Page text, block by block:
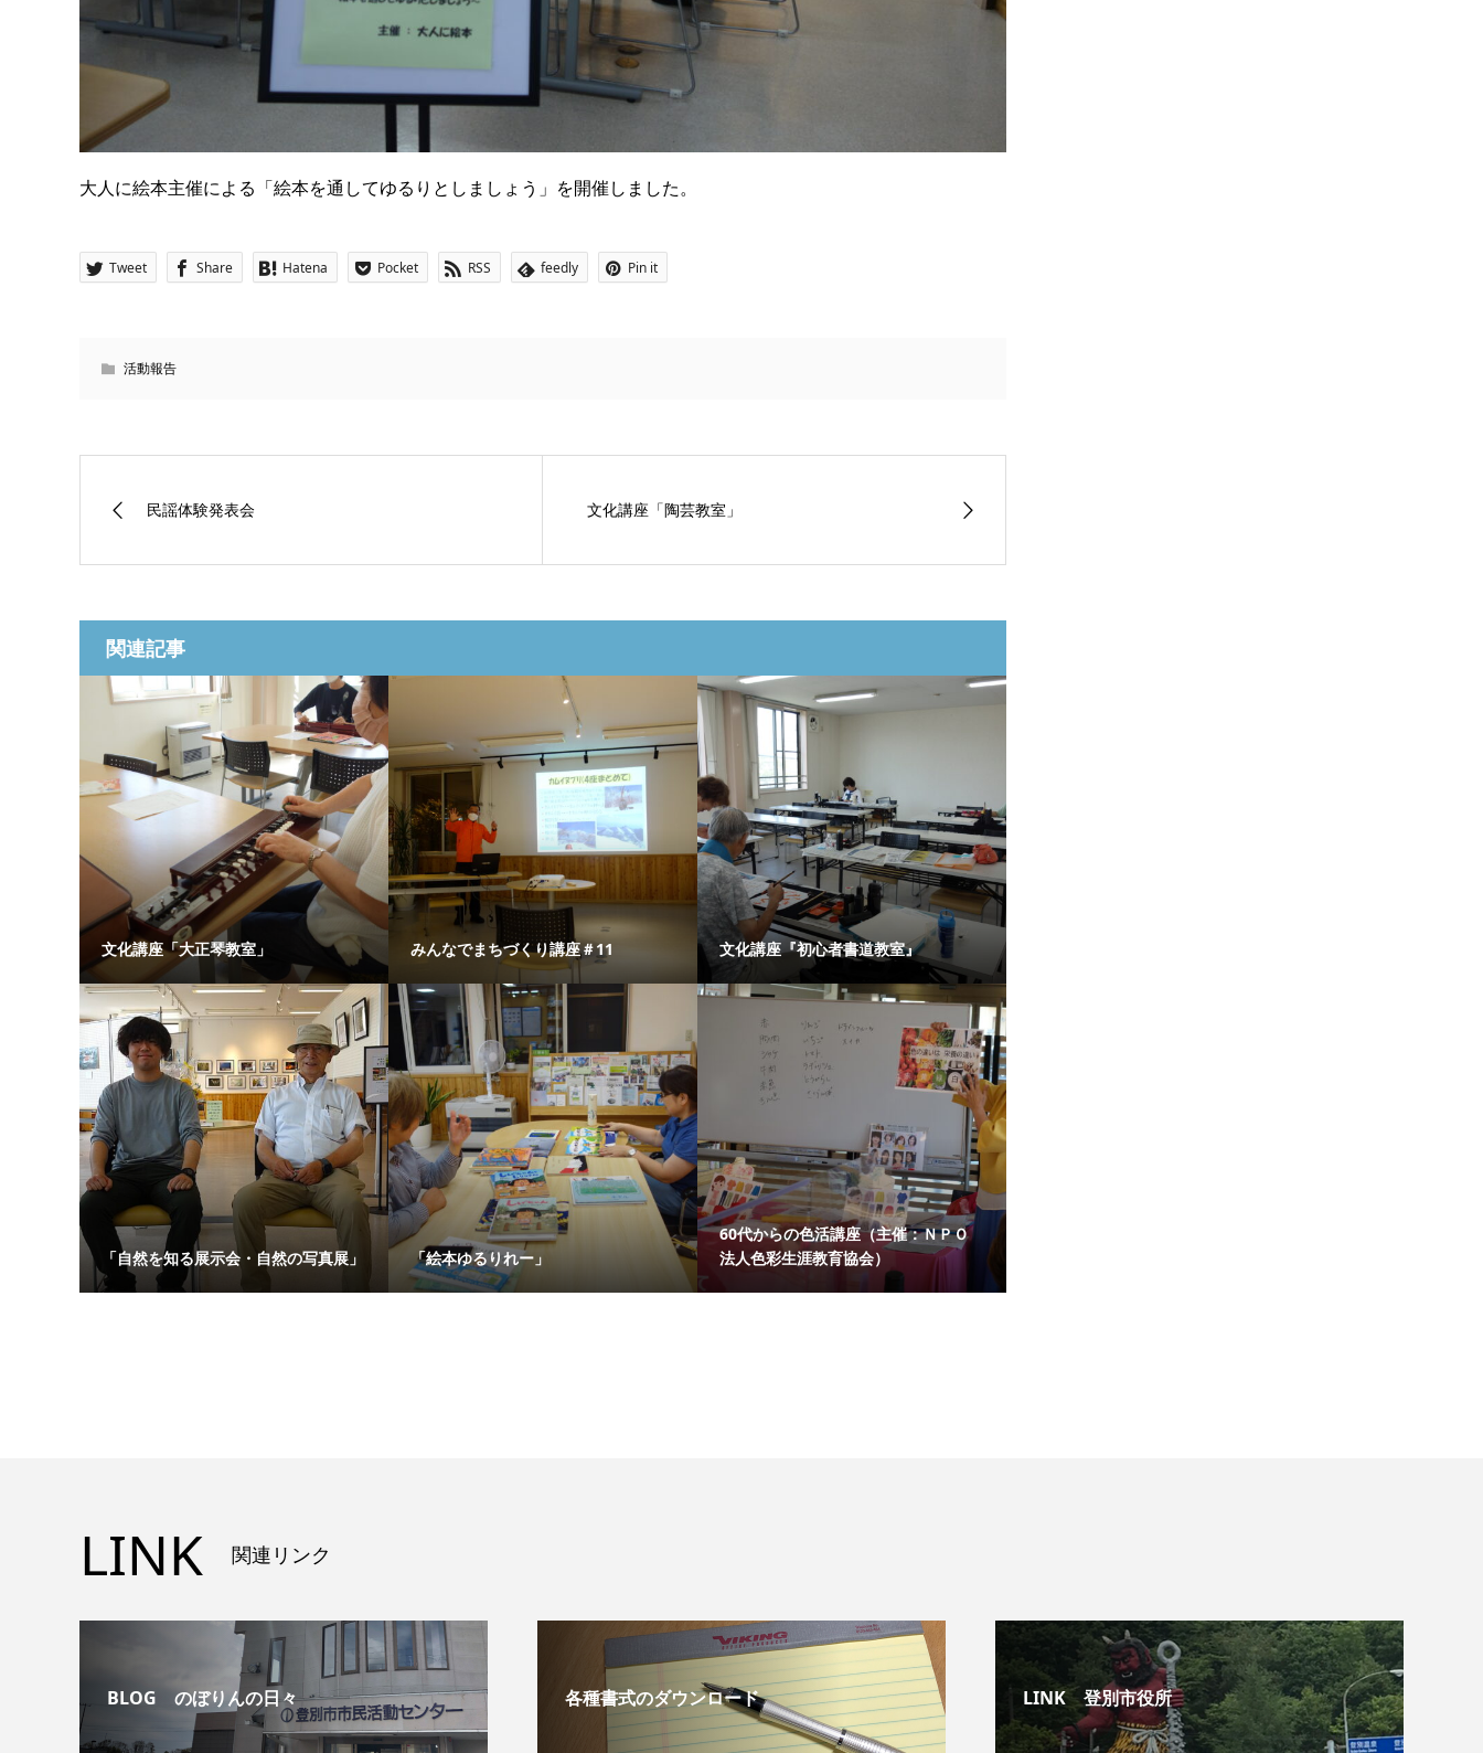
大人に絵本主催による「絵本を通してゆるりとしましょう」を開催しました。
Tweet Share Hatena Pocket RSS feedly Pin it
活動報告
民謡体験発表会 文化講座「陶芸教室」
関連記事
文化講座「大正琴教室」 みんなでまちづくり講座＃11 文化講座『初心者書道教室』
「自然を知る展示会・自然の写真展」 「絵本ゆるりれー」
60代からの色活講座（主催：ＮＰＯ
法人色彩生涯教育協会）
LINK 関連リンク
BLOG のぼりんの日々 各種書式のダウンロード LINK 登別市役所